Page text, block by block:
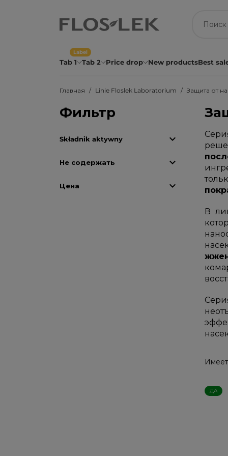
Tab 1 Tab 2
Label
Price drop New productsBest
Главная Linie Floslek Laboratorium Защита от
Фильтр
Składnik aktywny 
Не содержать 
Цена 
В
ДА